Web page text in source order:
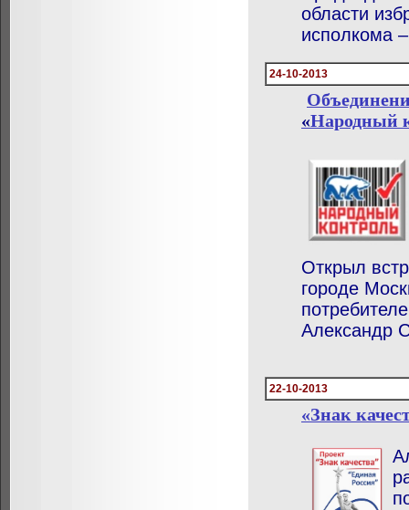
области
исполкома
24-10-2013
«Народный
Открыл
городе
Александр
22-10-2013
«Знак